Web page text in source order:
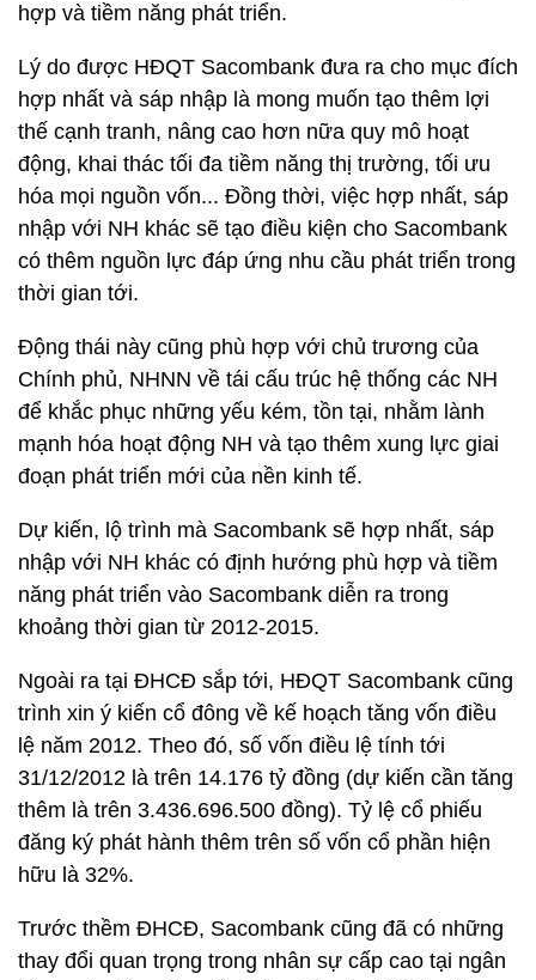
hợp và tiềm năng phát triển.
Lý do được HĐQT Sacombank đưa ra cho mục đích
hợp nhất và sáp nhập là mong muốn tạo thêm lợi
thế cạnh tranh, nâng cao hơn nữa quy mô hoạt
động, khai thác tối đa tiềm năng thị trường, tối ưu
hóa mọi nguồn vốn... Đồng thời, việc hợp nhất, sáp
nhập với NH khác sẽ tạo điều kiện cho Sacombank
có thêm nguồn lực đáp ứng nhu cầu phát triển trong
thời gian tới.
Động thái này cũng phù hợp với chủ trương của
Chính phủ, NHNN về tái cấu trúc hệ thống các NH
để khắc phục những yếu kém, tồn tại, nhằm lành
mạnh hóa hoạt động NH và tạo thêm xung lực giai
đoạn phát triển mới của nền kinh tế.
Dự kiến, lộ trình mà Sacombank sẽ hợp nhất, sáp
nhập với NH khác có định hướng phù hợp và tiềm
năng phát triển vào Sacombank diễn ra trong
khoảng thời gian từ 2012-2015.
Ngoài ra tại ĐHCĐ sắp tới, HĐQT Sacombank cũng
trình xin ý kiến cổ đông về kế hoạch tăng vốn điều
lệ năm 2012. Theo đó, số vốn điều lệ tính tới
31/12/2012 là trên 14.176 tỷ đồng (dự kiến cần tăng
thêm là trên 3.436.696.500 đồng). Tỷ lệ cổ phiếu
đăng ký phát hành thêm trên số vốn cổ phần hiện
hữu là 32%.
Trước thềm ĐHCĐ, Sacombank cũng đã có những
thay đổi quan trọng trong nhân sự cấp cao tại ngân